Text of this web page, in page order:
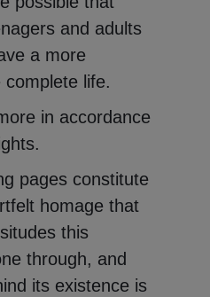
and adults
a more
complete life.
in accordance
pages constitute
homage that
this
through, and
its existence is